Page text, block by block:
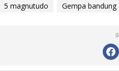
5 magnutudo Gempa bandung